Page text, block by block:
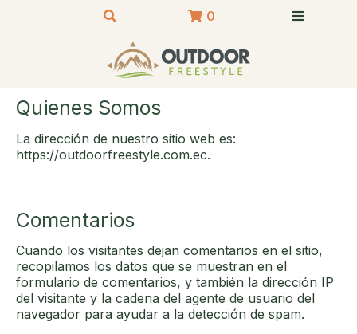
0
Quienes Somos
La dirección de nuestro sitio web es:
https://outdoorfreestyle.com.ec.
Comentarios
Cuando los visitantes dejan comentarios en el sitio,
recopilamos los datos que se muestran en el
formulario de comentarios, y también la dirección IP
del visitante y la cadena del agente de usuario del
navegador para ayudar a la detección de spam.